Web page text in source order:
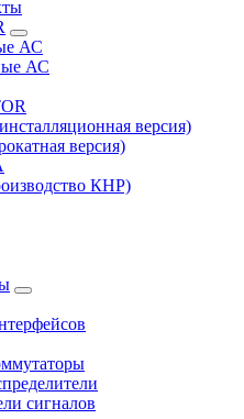
АС
АС
версия)
версия)
КНР)
сигналов